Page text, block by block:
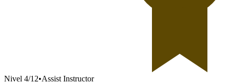
Nivel 4/12•Assist Instructor